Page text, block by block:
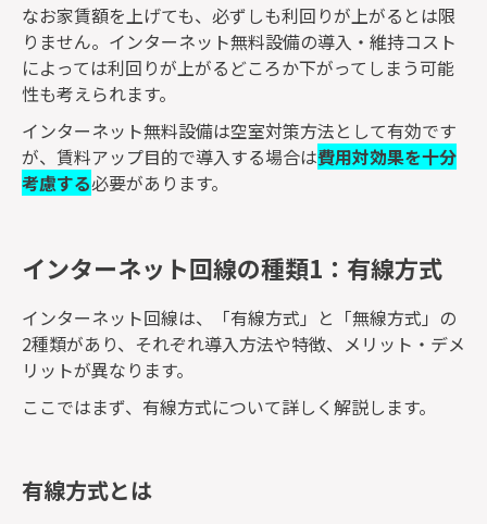
なお家賃額を上げても、必ずしも利回りが上がるとは限
りません。インターネット無料設備の導入・維持コスト
によっては利回りが上がるどころか下がってしまう可能
性も考えられます。
インターネット無料設備は空室対策方法として有効です
が、賃料アップ目的で導入する場合は費用対効果を十分
考慮する必要があります。
インターネット回線の種類1：有線方式
インターネット回線は、「有線方式」と「無線方式」の
2種類があり、それぞれ導入方法や特徴、メリット・デメ
リットが異なります。
ここではまず、有線方式について詳しく解説します。
有線方式とは